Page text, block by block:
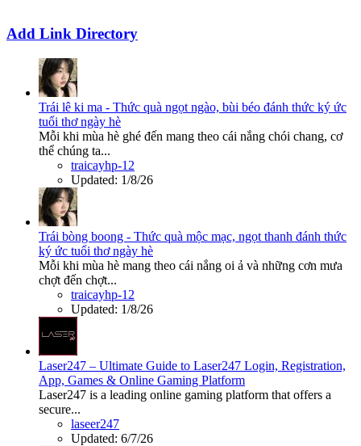
Add Link Directory
Trái lê ki ma - Thức quà ngọt ngào, bùi béo đánh thức ký ức
tuổi thơ ngày hè
Mỗi khi mùa hè ghé đến mang theo cái nắng chói chang, cơ
thể chúng ta...
traicayhp-12
Updated: 1/8/26
Trái bòng boong - Thức quà mộc mạc, ngọt thanh đánh thức
ký ức tuổi thơ ngày hè
Mỗi khi mùa hè mang theo cái nắng oi ả và những cơn mưa
chợt đến chợt...
traicayhp-12
Updated: 1/8/26
Laser247 – Ultimate Guide to Laser247 Login, Registration,
App, Games & Online Gaming Platform
Laser247 is a leading online gaming platform that offers a
secure...
laseer247
Updated: 6/7/26